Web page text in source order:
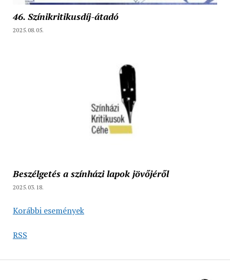
46. Színikritikusdíj-átadó
2025.08.05.
Beszélgetés a színházi lapok jövőjéről
2025.03.18.
Korábbi események
RSS